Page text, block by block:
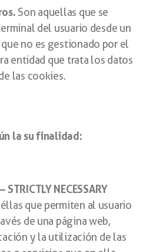
Son aquellas que se
del usuario desde un
no es gestionado por el
entidad que trata los datos
las cookies.
la su finalidad:
NECESSARY
que permiten al usuario
de una página web,
y la utilización de las